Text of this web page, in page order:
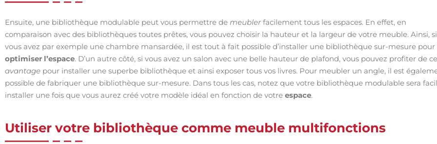
Ensuite, une bibliothèque modulable peut vous permettre de meubler facilement tous les espaces. En effet, en
comparaison avec des bibliothèques toutes prêtes, vous pouvez choisir la hauteur et la largeur de votre meuble. Ainsi, si
vous avez par exemple une chambre mansardée, il est tout à fait possible d’installer une bibliothèque sur-mesure pour
optimiser l’espace. D’un autre côté, si vous avez un salon avec une belle hauteur de plafond, vous pouvez profiter de
avantage pour installer une superbe bibliothèque et ainsi exposer tous vos livres. Pour meubler un angle, il est
possible de fabriquer une bibliothèque sur-mesure. Dans tous les cas, notez que votre bibliothèque modulable sera
installer une fois que vous aurez créé votre modèle idéal en fonction de votre espace.
Utiliser votre bibliothèque comme meuble multifonctions